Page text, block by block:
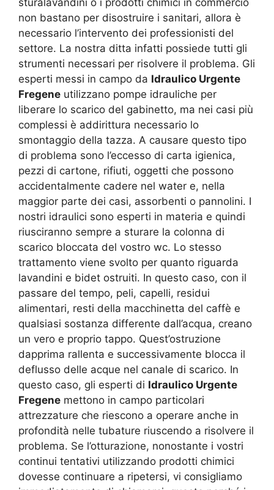
non bastano per disostruire i sanitari, allora è
necessario l’intervento dei professionisti del
settore. La nostra ditta infatti possiede tutti gli
strumenti necessari per risolvere il problema. Gli
esperti messi in campo da Idraulico Urgente
Fregene utilizzano pompe idrauliche per
liberare lo scarico del gabinetto, ma nei casi più
complessi è addirittura necessario lo
smontaggio della tazza. A causare questo tipo
di problema sono l’eccesso di carta igienica,
pezzi di cartone, rifiuti, oggetti che possono
accidentalmente cadere nel water e, nella
maggior parte dei casi, assorbenti o pannolini. I
nostri idraulici sono esperti in materia e quindi
riusciranno sempre a sturare la colonna di
scarico bloccata del vostro wc. Lo stesso
trattamento viene svolto per quanto riguarda
lavandini e bidet ostruiti. In questo caso, con il
passare del tempo, peli, capelli, residui
alimentari, resti della macchinetta del caffè e
qualsiasi sostanza differente dall’acqua, creano
un vero e proprio tappo. Quest’ostruzione
dapprima rallenta e successivamente blocca il
deflusso delle acque nel canale di scarico. In
questo caso, gli esperti di Idraulico Urgente
Fregene mettono in campo particolari
attrezzature che riescono a operare anche in
profondità nelle tubature riuscendo a risolvere il
problema. Se l’otturazione, nonostante i vostri
continui tentativi utilizzando prodotti chimici
dovesse continuare a ripetersi, vi consigliamo